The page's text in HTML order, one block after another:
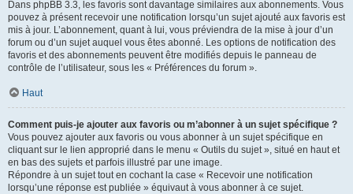
Dans phpBB 3.3, les favoris sont davantage similaires aux abonnements. Vous
pouvez à présent recevoir une notification lorsqu’un sujet ajouté aux favoris est
mis à jour. L’abonnement, quant à lui, vous préviendra de la mise à jour d’un
forum ou d’un sujet auquel vous êtes abonné. Les options de notification des
favoris et des abonnements peuvent être modifiés depuis le panneau de
contrôle de l’utilisateur, sous les « Préférences du forum ».
Haut
Comment puis-je ajouter aux favoris ou m’abonner à un sujet spécifique ?
Vous pouvez ajouter aux favoris ou vous abonner à un sujet spécifique en
cliquant sur le lien approprié dans le menu « Outils du sujet », situé en haut et
en bas des sujets et parfois illustré par une image.
Répondre à un sujet tout en cochant la case « Recevoir une notification
lorsqu’une réponse est publiée » équivaut à vous abonner à ce sujet.